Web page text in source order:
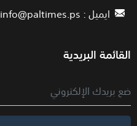
ايميل :info@paltimes.ps
القائمة البريدية